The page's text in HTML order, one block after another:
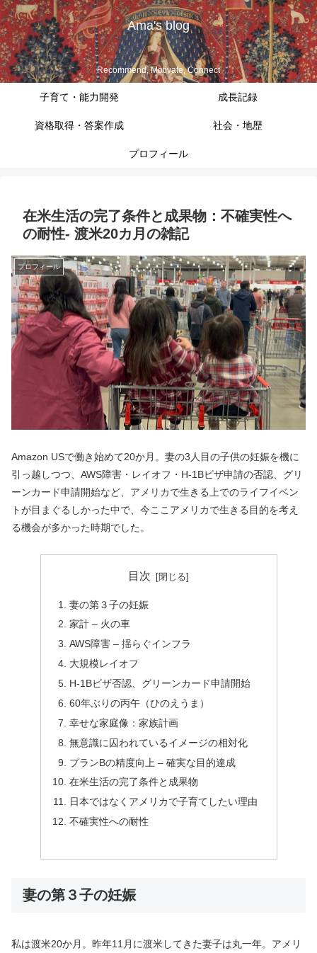
Ama's blog
Recommend, Motivate, Connect
子育て・能力開発 成長記録
資格取得・答案作成 社会・地歴
プロフィール
在米生活の完了条件と成果物：不確実性へ
の耐性- 渡米20カ月の雑記
プロフィール
Amazon USで働き始めて20か月。妻の3人目の子供の妊娠を機に
引っ越しつつ、AWS障害・レイオフ・H-1Bビザ申請の否認、グリ
ーンカード申請開始など、アメリカで生きる上でのライフイベン
トが目まぐるしかった中で、今ここアメリカで生きる目的を考え
る機会が多かった時期でした。
目次
妻の第３子の妊娠
家計 – 火の車
AWS障害 – 揺らぐインフラ
大規模レイオフ
H-1Bビザ否認、グリーンカード申請開始
60年ぶりの丙午（ひのえうま）
幸せな家庭像：家族計画
無意識に囚われているイメージの相対化
プランBの精度向上 – 確実な目的達成
在米生活の完了条件と成果物
日本ではなくアメリカで子育てしたい理由
不確実性への耐性
妻の第３子の妊娠
私は渡米20か月。昨年11月に渡米してきた妻子は丸一年。アメリ